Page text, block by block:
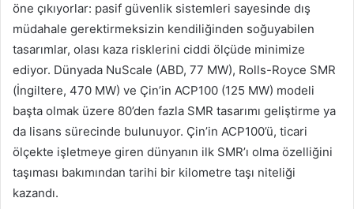
öne çıkıyorlar: pasif güvenlik sistemleri sayesinde dış
müdahale gerektirmeksizin kendiliğinden soğuyabilen
tasarımlar, olası kaza risklerini ciddi ölçüde minimize
ediyor. Dünyada NuScale (ABD, 77 MW), Rolls-Royce SMR
(İngiltere, 470 MW) ve Çin’in ACP100 (125 MW) modeli
başta olmak üzere 80’den fazla SMR tasarımı geliştirme ya
da lisans sürecinde bulunuyor. Çin’in ACP100’ü, ticari
ölçekte işletmeye giren dünyanın ilk SMR’ı olma özelliğini
taşıması bakımından tarihi bir kilometre taşı niteliği
kazandı.